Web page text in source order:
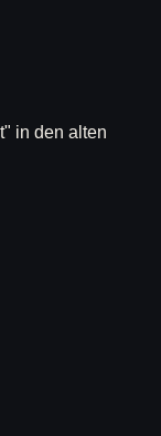
in den alten